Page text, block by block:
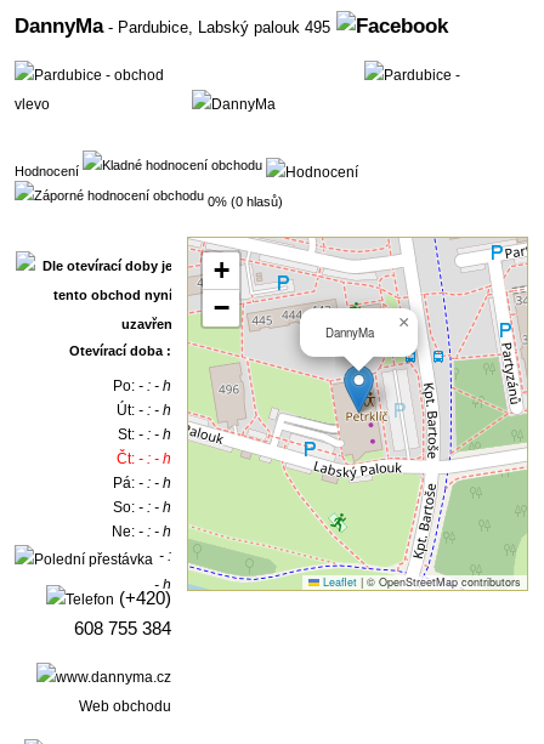
DannyMa- Pardubice, Labský palouk 495
Hodnocení
0% (0 hlasů)
Otevírací doba :
Po:- : - h
Út:- : - h
St:- : - h
Čt:- : - h
Pá:- : - h
So:- : - h
Ne:- : - h
- :
- h
(+420)
608 755 384
Web obchodu
DannyMa ×
+
−
Leaflet |© OpenStreetMap contributors